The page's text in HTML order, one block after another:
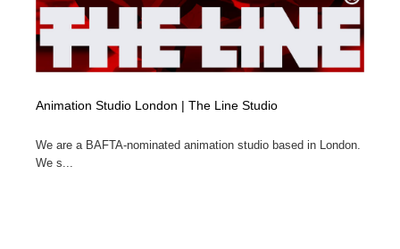
Animation Studio London | The Line Studio
We are a BAFTA-nominated animation studio based in London.
We s...